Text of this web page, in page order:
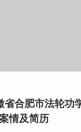
省合肥市法轮功
情及简历